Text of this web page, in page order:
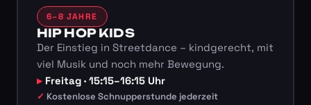
6–8 JAHRE
HIP HOP KIDS
Der Einstieg in Streetdance – kindgerecht, mit
viel Musik und noch mehr Bewegung.
Freitag · 15:15–16:15 Uhr
Kostenlose Schnupperstunde jederzeit